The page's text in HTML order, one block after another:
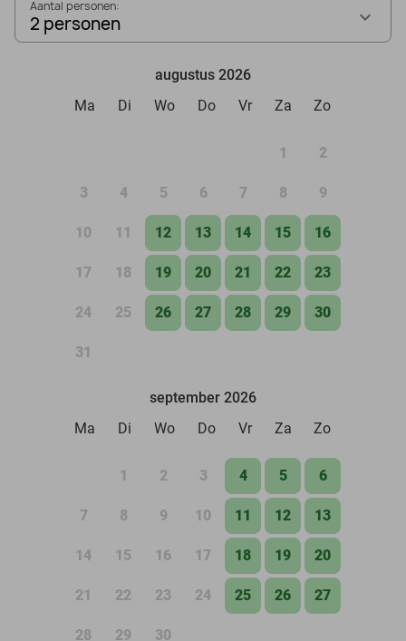
Aantal personen:
2 personen
augustus 2026
Ma
Di Wo Do Vr Za Zo
1 2
3 4 5 6 7 8 9
10 11 12 13 14 15 16
17 18 19 20 21 22 23
24 25 26 27 28 29 30
31
september 2026
Ma
Di Wo Do Vr Za Zo
1 2 3 4 5 6
7 8 9 10 11 12 13
14 15 16 17 18 19 20
21 22 23 24 25 26 27
28 29 30